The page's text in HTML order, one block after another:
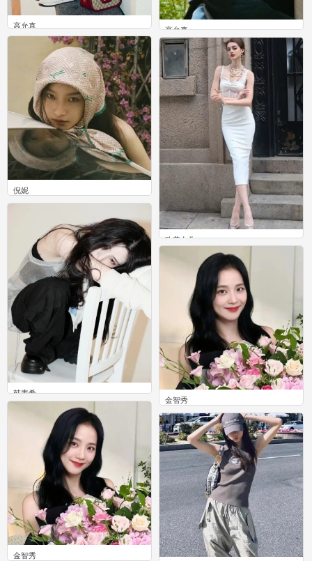
高允真
1
倪妮
0
高允真
1
金智秀
0
金智秀
欧美女头
韩素希